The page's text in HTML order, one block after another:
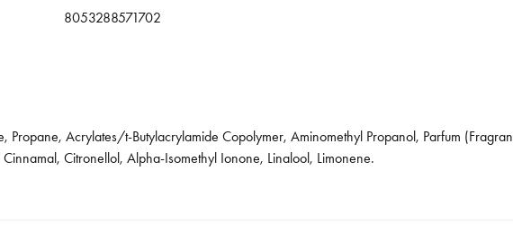
8053288571702
Propane, Acrylates/t-Butylacrylamide Copolymer, Aminomethyl Propanol, Parfum
Citronellol, Alpha-Isomethyl Ionone, Linalool, Limonene.